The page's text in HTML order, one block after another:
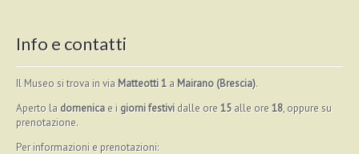
Info e contatti
Il Museo si trova in via Matteotti 1 a Mairano (Brescia).
Aperto la domenicae i giorni festividalle ore15alle ore18, oppure su
prenotazione.
Per informazioni e prenotazioni: